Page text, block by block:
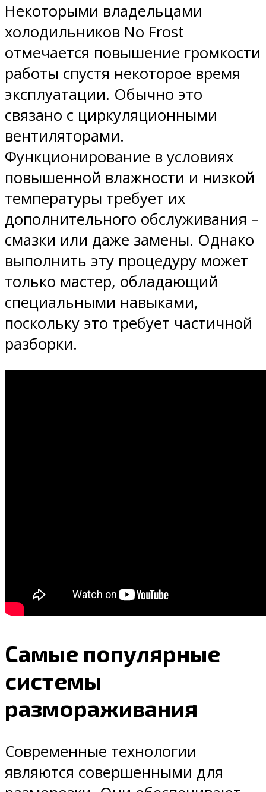
Некоторыми владельцами
холодильников No Frost
отмечается повышение громкости
работы спустя некоторое время
эксплуатации. Обычно это
связано с циркуляционными
вентиляторами.
Функционирование в условиях
повышенной влажности и низкой
температуры требует их
дополнительного обслуживания –
смазки или даже замены. Однако
выполнить эту процедуру может
только мастер, обладающий
специальными навыками,
поскольку это требует частичной
разборки.
Самые популярные
системы
размораживания
Современные технологии
являются совершенными для